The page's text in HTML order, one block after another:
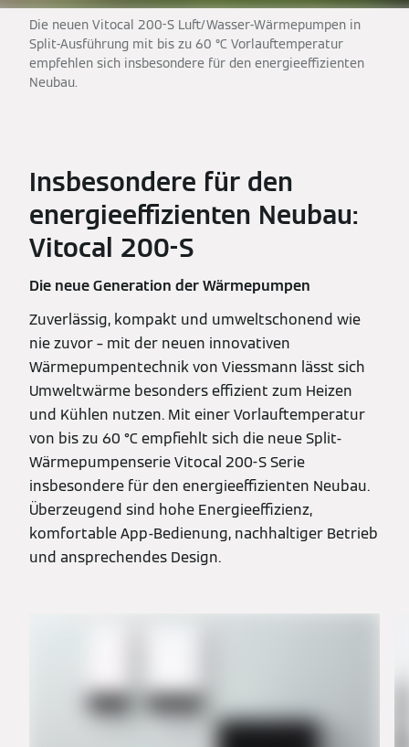
Die neuen Vitocal 200-S Luft/Wasser-Wärmepumpen in
Split-Ausführung mit bis zu 60 °C Vorlauftemperatur
empfehlen sich insbesondere für den energieeffizienten
Neubau.
Insbesondere für den
energieeffizienten Neubau:
Vitocal 200-S
Die neue Generation der Wärmepumpen
Zuverlässig, kompakt und umweltschonend wie
nie zuvor – mit der neuen innovativen
Wärmepumpentechnik von Viessmann lässt sich
Umweltwärme besonders effizient zum Heizen
und Kühlen nutzen. Mit einer Vorlauftemperatur
von bis zu 60 °C empfiehlt sich die neue Split-
Wärmepumpenserie Vitocal 200-S Serie
insbesondere für den energieeffizienten Neubau.
Überzeugend sind hohe Energieeffizienz,
komfortable App-Bedienung, nachhaltiger Betrieb
und ansprechendes Design.